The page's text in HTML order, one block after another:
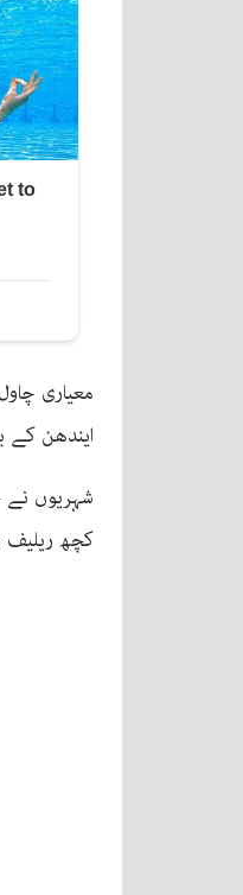
معیاری
ایندھن کے
شہریوں نے
کچھ